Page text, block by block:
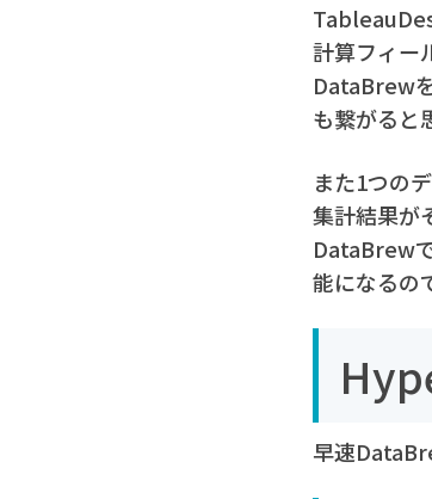
計算フィー
DataBrew
も繋がると
また1つの
集計結果が
DataBrew
能になるの
早速